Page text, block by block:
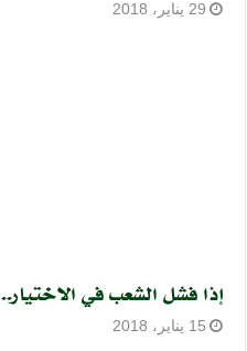
29 يناير، 2018
إذا فشل الشعب في الاختيار..
15 يناير، 2018